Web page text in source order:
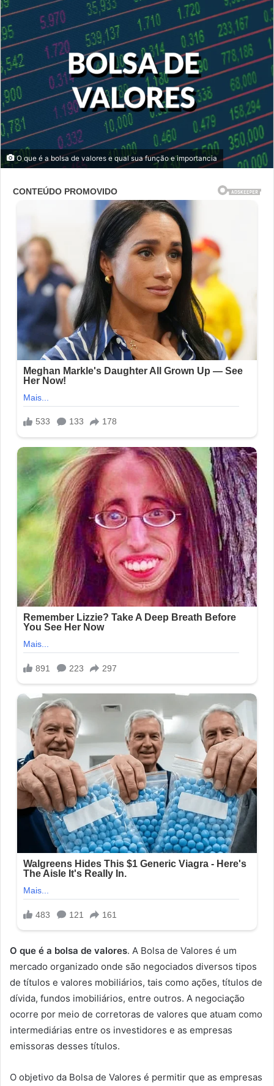
O que é a bolsa de valores e qual sua função e importancia
O que é a bolsa de valores. A Bolsa de Valores é um
mercado organizado onde são negociados diversos tipos
de títulos e valores mobiliários, tais como ações, títulos de
dívida, fundos imobiliários, entre outros. A negociação
ocorre por meio de corretoras de valores que atuam como
intermediárias entre os investidores e as empresas
emissoras desses títulos.
O objetivo da Bolsa de Valores é permitir que as empresas